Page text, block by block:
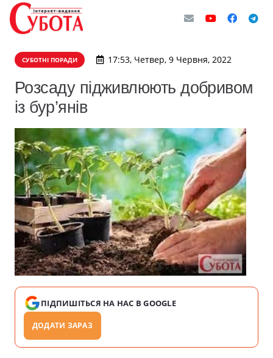
СУБОТНІ ПОРАДИ 17:53, Четвер, 9 Червня, 2022
Розсаду підживлюють добривом
із бур’янів
ПІДПИШІТЬСЯ НА НАС В GOOGLE
ДОДАТИ ЗАРАЗ